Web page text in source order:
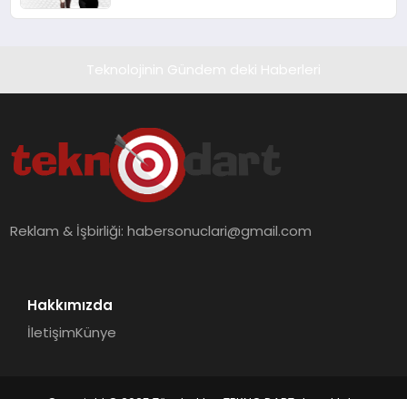
Reklam & İşbirliği:habersonuclari@gmail.com
Hakkımızda
İletişimKünye